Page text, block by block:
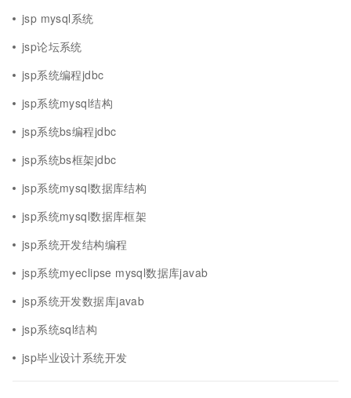
jsp mysql系统
jsp论坛系统
jsp系统编程jdbc
jsp系统mysql结构
jsp系统bs编程jdbc
jsp系统bs框架jdbc
jsp系统mysql数据库结构
jsp系统mysql数据库框架
jsp系统开发结构编程
jsp系统myeclipse mysql数据库javab
jsp系统开发数据库javab
jsp系统sql结构
jsp毕业设计系统开发